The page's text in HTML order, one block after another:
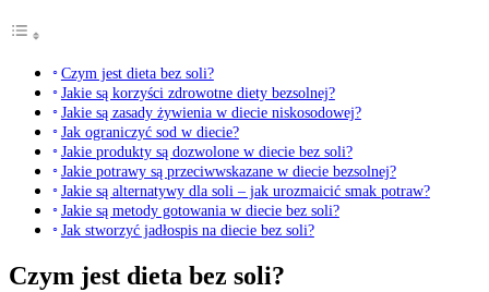
Czym jest dieta bez soli?
Jakie są korzyści zdrowotne diety bezsolnej?
Jakie są zasady żywienia w diecie niskosodowej?
Jak ograniczyć sod w diecie?
Jakie produkty są dozwolone w diecie bez soli?
Jakie potrawy są przeciwwskazane w diecie bezsolnej?
Jakie są alternatywy dla soli – jak urozmaicić smak potraw?
Jakie są metody gotowania w diecie bez soli?
Jak stworzyć jadłospis na diecie bez soli?
Czym jest dieta bez soli?